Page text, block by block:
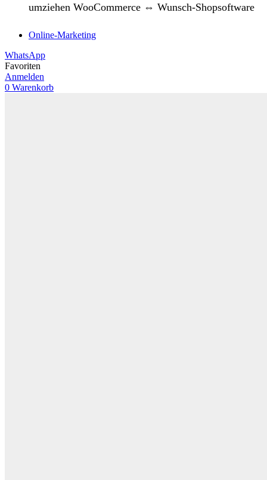
umziehen WooCommerce ⇔ Wunsch-Shopsoftware
Online-Marketing
WhatsApp
Favoriten
Anmelden
0 Warenkorb